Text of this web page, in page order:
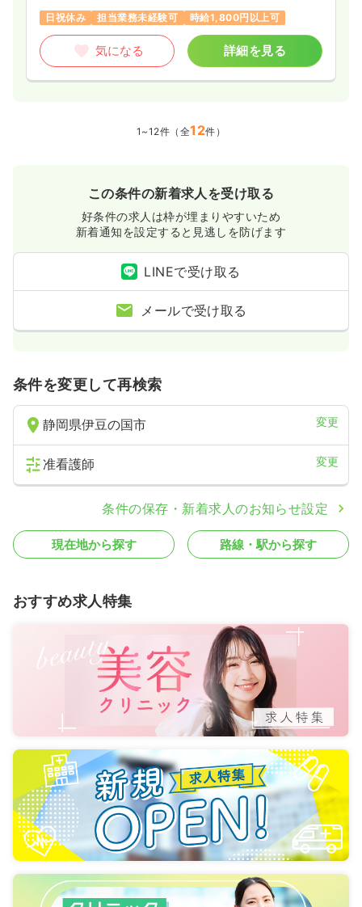
日祝休み 担当業務未経験可 時給1,800円以上可
気になる 詳細を見る
1~12件（全12件）
この条件の新着求人を受け取る
好条件の求人は枠が埋まりやすいため
新着通知を設定すると見逃しを防げます
LINEで受け取る
メールで受け取る
条件を変更して再検索
静岡県伊豆の国市 変更
准看護師 変更
条件の保存・新着求人のお知らせ設定
現在地から探す 路線・駅から探す
おすすめ求人特集